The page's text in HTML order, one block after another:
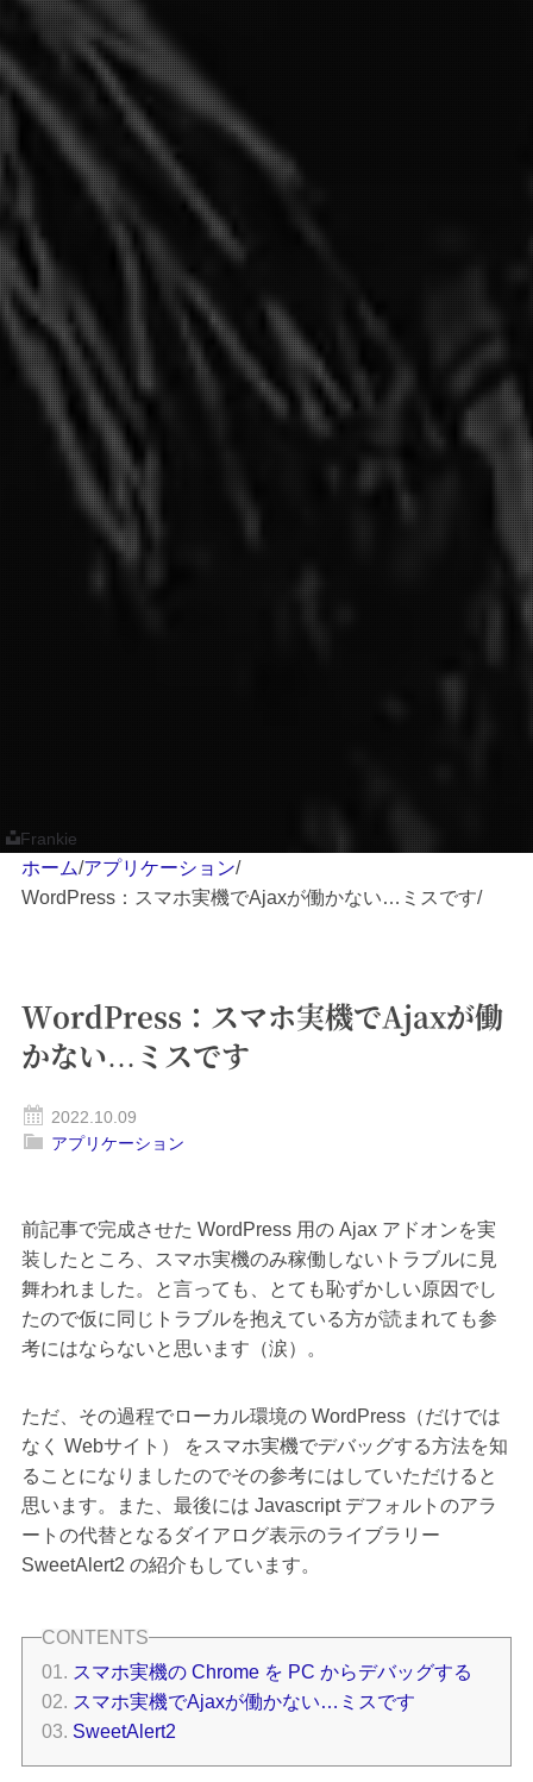
Frankie
ホーム/アプリケーション/
WordPress：スマホ実機でAjaxが働かない…ミスです/
WordPress：スマホ実機でAjaxが働
かない…ミスです
2022.10.09
アプリケーション
前記事で完成させた WordPress 用の Ajax アドオンを実
装したところ、スマホ実機のみ稼働しないトラブルに見
舞われました。と言っても、とても恥ずかしい原因でし
たので仮に同じトラブルを抱えている方が読まれても参
考にはならないと思います（涙）。
ただ、その過程でローカル環境の WordPress（だけでは
なく Webサイト） をスマホ実機でデバッグする方法を知
ることになりましたのでその参考にはしていただけると
思います。また、最後には Javascript デフォルトのアラ
ートの代替となるダイアログ表示のライブラリー
SweetAlert2 の紹介もしています。
スマホ実機の Chrome を PC からデバッグする
スマホ実機でAjaxが働かない…ミスです
SweetAlert2